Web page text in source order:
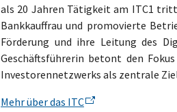
als 20 Jahren Tätigkeit am ITC1
Bankkauffrau und promovierte
Förderung und ihre Leitung des
Geschäftsführerin betont den
Investorennetzwerks als zentrale
Mehr über das ITC